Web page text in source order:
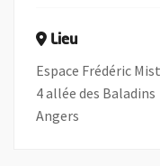
Lieu
Espace Frédéric
4 allée des Baladins
Angers